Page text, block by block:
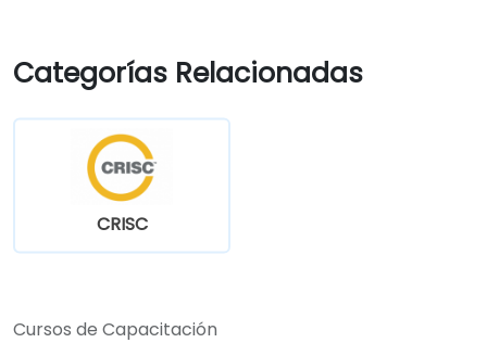
Categorías Relacionadas
CRISC
Cursos de Capacitación